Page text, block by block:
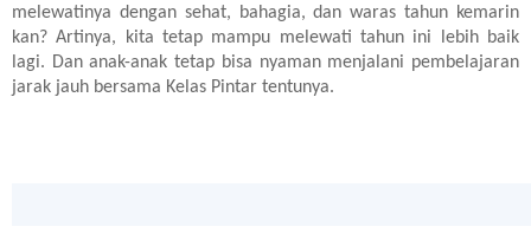
melewatinya dengan sehat, bahagia, dan waras tahun kemarin
kan? Artinya, kita tetap mampu melewati tahun ini lebih baik
lagi. Dan anak-anak tetap bisa nyaman menjalani pembelajaran
jarak jauh bersama Kelas Pintar tentunya.